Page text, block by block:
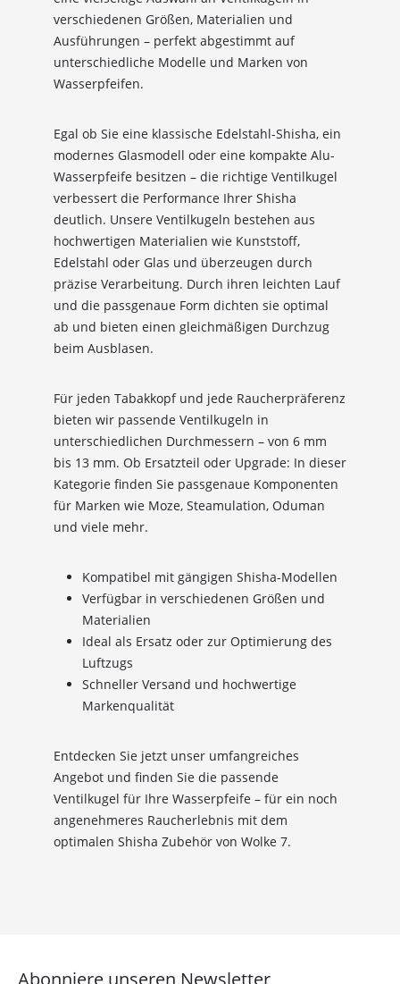
verschiedenen Größen, Materialien und
Ausführungen – perfekt abgestimmt auf
unterschiedliche Modelle und Marken von
Wasserpfeifen.
Egal ob Sie eine klassische Edelstahl-Shisha, ein
modernes Glasmodell oder eine kompakte Alu-
Wasserpfeife besitzen – die richtige Ventilkugel
verbessert die Performance Ihrer Shisha
deutlich. Unsere Ventilkugeln bestehen aus
hochwertigen Materialien wie Kunststoff,
Edelstahl oder Glas und überzeugen durch
präzise Verarbeitung. Durch ihren leichten Lauf
und die passgenaue Form dichten sie optimal
ab und bieten einen gleichmäßigen Durchzug
beim Ausblasen.
Für jeden Tabakkopf und jede Raucherpräferenz
bieten wir passende Ventilkugeln in
unterschiedlichen Durchmessern – von 6 mm
bis 13 mm. Ob Ersatzteil oder Upgrade: In dieser
Kategorie finden Sie passgenaue Komponenten
für Marken wie Moze, Steamulation, Oduman
und viele mehr.
Kompatibel mit gängigen Shisha-Modellen
Verfügbar in verschiedenen Größen und
Materialien
Ideal als Ersatz oder zur Optimierung des
Luftzugs
Schneller Versand und hochwertige
Markenqualität
Entdecken Sie jetzt unser umfangreiches
Angebot und finden Sie die passende
Ventilkugel für Ihre Wasserpfeife – für ein noch
angenehmeres Raucherlebnis mit dem
optimalen Shisha Zubehör von Wolke 7.
10%Newsletter-Rabatt
auf deine Bestellung
Sichere dir jetzt 10% Rabatt* auf deine Bestellung
bei Wolke7ShishaShop.de!
Nutze unseren exklusiven Rabattcode und spare bei
deiner nächsten Bestellung in unserem Online-Shop.
Entdecke eine große Auswahl an hochwertigen
Shisha-Produkten, Tabaksorten und Zubehör – alles,
was du für das perfekte Shisha-Erlebnis brauchst!
Anmelden
Ich habe die Datenschutzerklärung
zur
Kenntnis genommen